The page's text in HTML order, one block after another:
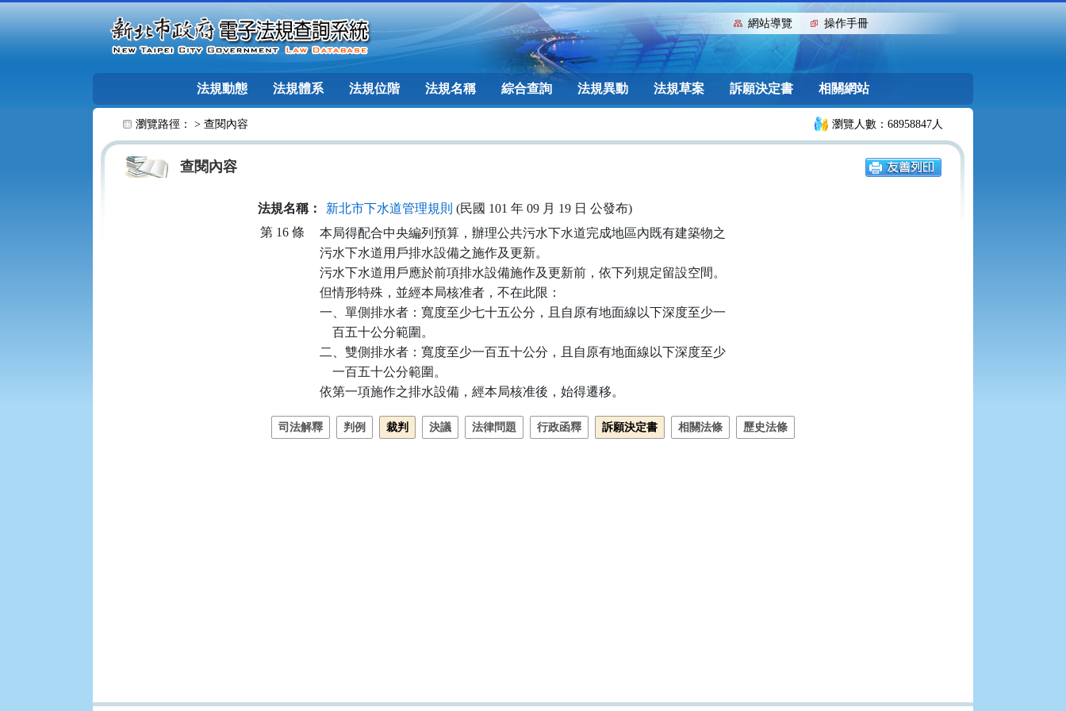
::: 網站導覽 操作手冊
法規動態 法規體系 法規位階 法規名稱 綜合查詢 法規異動 法規草案 訴願決定書 相關網站
瀏覽路徑： > 查閱內容 瀏覽人數：68958847人
查閱內容
法規名稱： 新北市下水道管理規則 (民國 101 年 09 月 19 日 公發布)
第 16 條
本局得配合中央編列預算，辦理公共污水下水道完成地區內既有建築物之
污水下水道用戶排水設備之施作及更新。
污水下水道用戶應於前項排水設備施作及更新前，依下列規定留設空間。
但情形特殊，並經本局核准者，不在此限：
一、單側排水者：寬度至少七十五公分，且自原有地面線以下深度至少一
    百五十公分範圍。
二、雙側排水者：寬度至少一百五十公分，且自原有地面線以下深度至少
    一百五十公分範圍。
依第一項施作之排水設備，經本局核准後，始得遷移。
司法解釋 判例 裁判 決議 法律問題 行政函釋 訴願決定書 相關法條 歷史法條